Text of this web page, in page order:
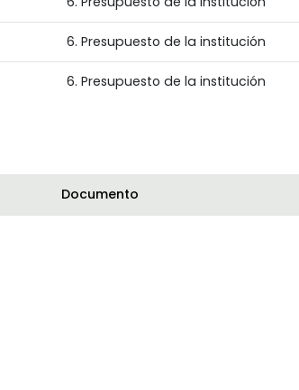
6. Presupuesto de la institución
6. Presupuesto de la institución
Documento